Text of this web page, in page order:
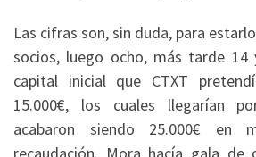
Las cifras son, sin duda, para
socios, luego ocho, más tarde
capital inicial que CTXT
15.000€, los cuales llegarían
acabaron siendo 25.000€
recaudación. Mora hacía gala de